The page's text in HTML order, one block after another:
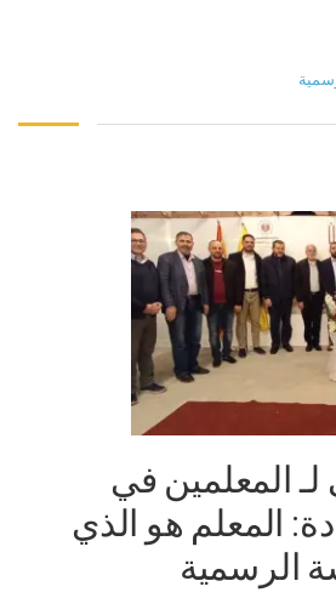
المعلمين في
المعلم هو الذي
الرسمية